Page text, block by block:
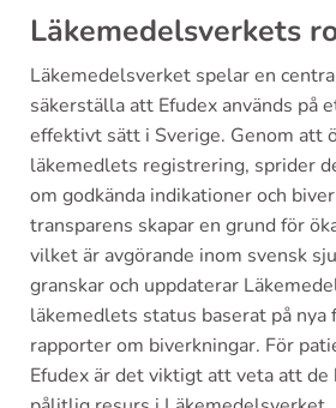
Läkemedelsverkets
Läkemedelsverket spelar en
säkerställa att Efudex används på
effektivt sätt i Sverige. Genom att
läkemedlets registrering, sprider
om godkända indikationer och
transparens skapar en grund för
vilket är avgörande inom svensk
granskar och uppdaterar
läkemedlets status baserat på nya
rapporter om biverkningar. För
Efudex är det viktigt att veta att de